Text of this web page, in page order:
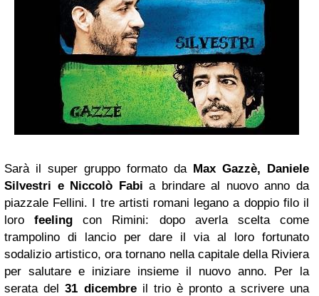
Sarà il super gruppo formato da Max Gazzè, Daniele
Silvestri e Niccolò Fabia brindare al nuovo anno da
piazzale Fellini. I tre artisti romani legano a doppio filo il
lorofeeling con Rimini: dopo averla scelta come
trampolino di lancio per dare il via al loro fortunato
sodalizio artistico, ora tornano nella capitale della Riviera
per salutare e iniziare insieme il nuovo anno. Per la
serata del31 dicembre il trio è pronto a scrivere una